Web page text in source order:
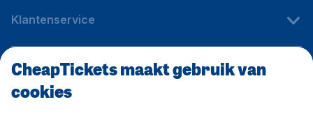
Klantenservice
CheapTickets.be
CheapTickets maakt gebruik van
cookies